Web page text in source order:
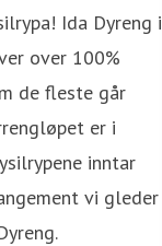
Ida Dyreng i
over 100%
de fleste går
er i
inntar
vi gleder